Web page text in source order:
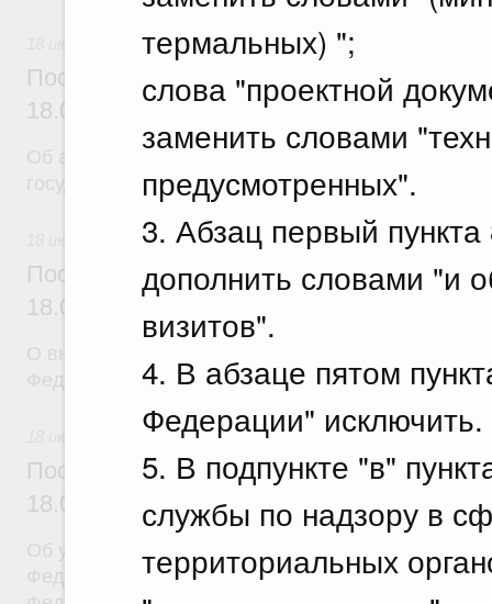
термальных) ";
слова "проектной
заменить словами
предусмотренных".
3. Абзац первый
дополнить словами "и
визитов".
4. В абзаце пятом
Федерации" исключить.
5. В подпункте "в"
службы по надзору в
территориальных
Постановление Правительства
18.07.2026 г. № 904
государственных контрактов
Постановление Правительства
18.07.2026 г. № 909
Федерации от 17 февраля 2024 г. № 179
Постановление Правительства
18.07.2026 г. № 908
Федеральной службы войск национальной